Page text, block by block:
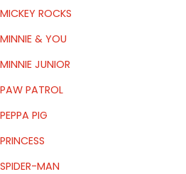
ROCKS
& YOU
JUNIOR
PATROL
PIG
MAN